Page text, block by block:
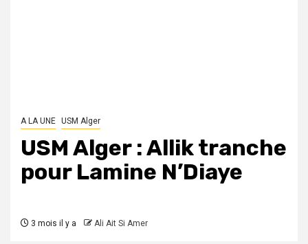
A LA UNE USM Alger
USM Alger : Allik tranche
pour Lamine N’Diaye
3 mois il y a Ali Ait Si Amer